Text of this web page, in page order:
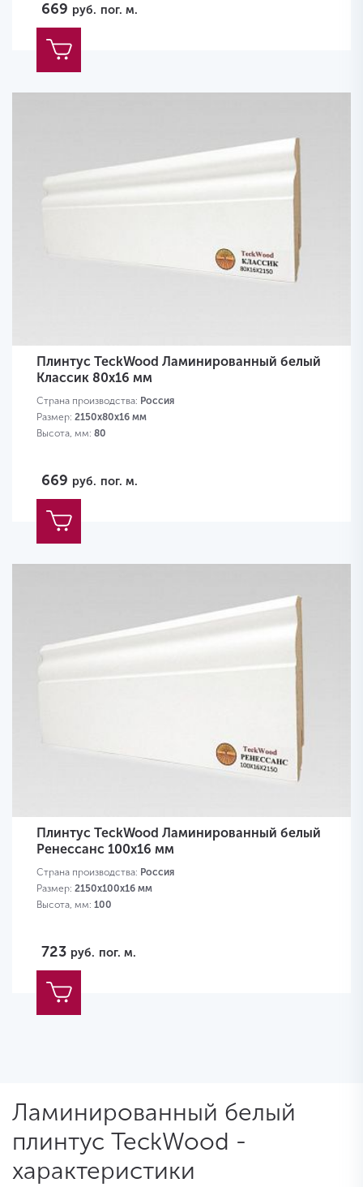
669 руб. пог. м.
Плинтус TeckWood Ламинированный белый
Классик 80х16 мм
Страна производства: Россия
Размер: 2150х80х16 мм
Высота, мм: 80
669 руб. пог. м.
Плинтус TeckWood Ламинированный белый
Ренессанс 100х16 мм
Страна производства: Россия
Размер: 2150х100х16 мм
Высота, мм: 100
723 руб. пог. м.
Ламинированный белый
плинтус TeckWood -
характеристики